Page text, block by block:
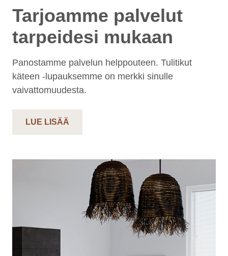
Tarjoamme palvelut
tarpeidesi mukaan
Panostamme palvelun helppouteen. Tulitikut
käteen -lupauksemme on merkki sinulle
vaivattomuudesta.
LUE LISÄÄ